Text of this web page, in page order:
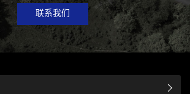
联系我们